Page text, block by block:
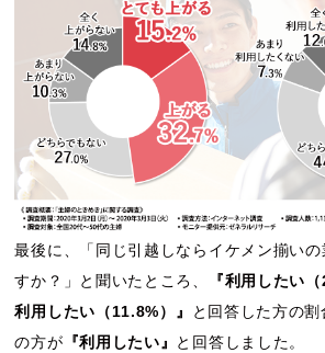
最後に、「同じ引越しならイケメン揃い
すか？」と聞いたところ、
『利用したい
利用したい（11.8%）』
と回答した方の
の方が 『利用したい』 と回答しました。